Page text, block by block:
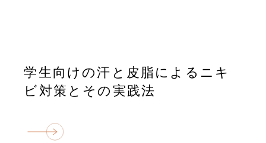
学生向けの汗と皮脂によるニキ
ビ対策とその実践法